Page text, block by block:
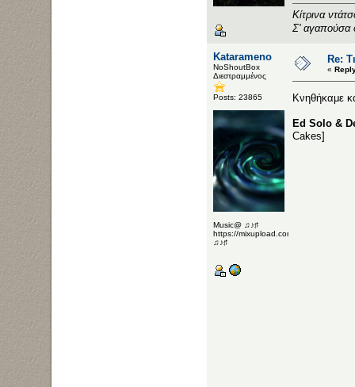
Κίτρινα
Σ' αγαπούσα
Katarameno
NoShoutBox
Διεστραμμένος
Posts: 23865
Music@ ♫♪♯
https://mixupload.com/u/Katarameno/
♫♪♯
Re:
«
Κνηθήκαμε
Ed Solo &
Cakes]